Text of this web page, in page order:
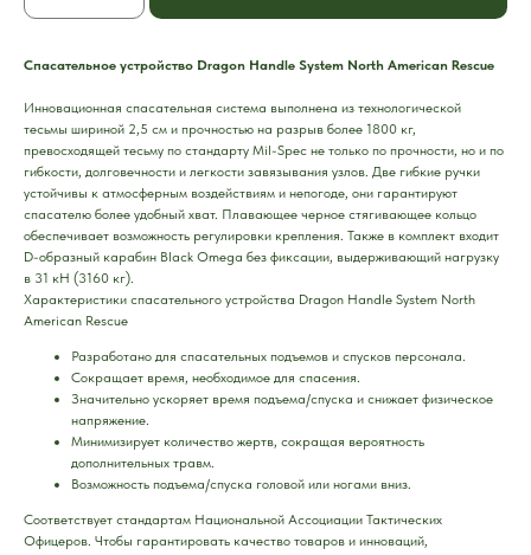
Спасательное устройство Dragon Handle System North American Rescue
Инновационная спасательная система выполнена из технологической
тесьмы шириной 2,5 см и прочностью на разрыв более 1800 кг,
превосходящей тесьму по стандарту Mil-Spec не только по прочности, но и по
гибкости, долговечности и легкости завязывания узлов. Две гибкие ручки
устойчивы к атмосферным воздействиям и непогоде, они гарантируют
спасателю более удобный хват. Плавающее черное стягивающее кольцо
обеспечивает возможность регулировки крепления. Также в комплект входит
D-образный карабин Black Omega без фиксации, выдерживающий нагрузку
в 31 кН (3160 кг).
Характеристики спасательного устройства Dragon Handle System North
American Rescue
Разработано для спасательных подъемов и спусков персонала.
Сокращает время, необходимое для спасения.
Значительно ускоряет время подъема/спуска и снижает физическое
напряжение.
Минимизирует количество жертв, сокращая вероятность
дополнительных травм.
Возможность подъема/спуска головой или ногами вниз.
Соответствует стандартам Национальной Ассоциации Тактических
Офицеров. Чтобы гарантировать качество товаров и инноваций,